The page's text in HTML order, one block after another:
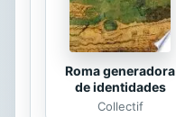
Roma generadora
de identidades
Collectif